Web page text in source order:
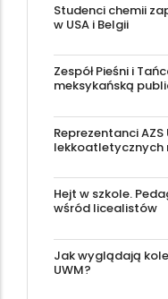
Studenci chemii
w USA i Belgii
Zespół Pieśni i
meksykańską
Reprezentanci
lekkoatletycznych
Hejt w szkole.
wśród licealistów
Jak wyglądają
UWM?